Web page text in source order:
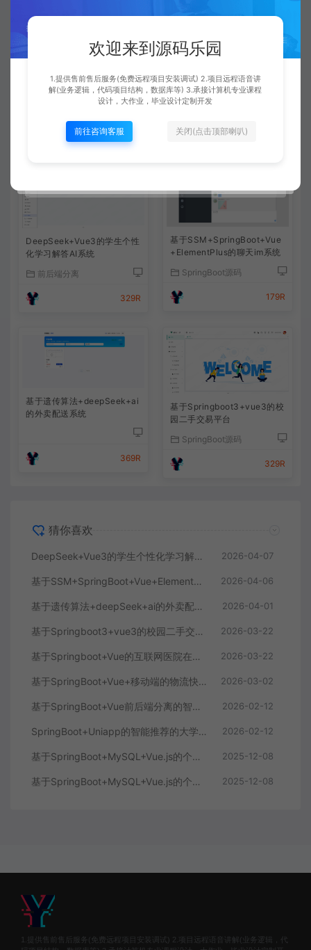
一般都是免费远程安装的，运行很简单，都是给你调试好
查看详情
相关文章
DeepSeek+Vue3的学生个性
化学习解答AI系统
前后端分离
329R
基于SSM+SpringBoot+Vue
+ElementPlus的聊天im系统
SpringBoot源码
179R
基于遗传算法+deepSeek+ai
的外卖配送系统
369R
基于Springboot3+vue3的校
园二手交易平台
SpringBoot源码
329R
猜你喜欢
DeepSeek+Vue3的学生个性化学习解答AI系统 2026-04-07
基于SSM+SpringBoot+Vue+ElementPlus的聊天im系统 2026-04-06
基于遗传算法+deepSeek+ai的外卖配送系统 2026-04-01
基于Springboot3+vue3的校园二手交易平台 2026-03-22
基于Springboot+Vue的互联网医院在线问诊系统 2026-03-22
基于SpringBoot+Vue+移动端的物流快递系统 2026-03-02
基于SpringBoot+Vue前后端分离的智能知识库问答系统 2026-02-12
SpringBoot+Uniapp的智能推荐的大学生社交平台 2026-02-12
基于SpringBoot+MySQL+Vue.js的个人健康管理系统(附论文) 2025-12-08
基于SpringBoot+MySQL+Vue.js的个性化推荐电商系统(附论文) 2025-12-08
1.提供售前售后服务(免费远程项目安装调试) 2.项目远程语音讲解(业务逻辑，代
欢迎来到源码乐园
1.提供售前售后服务(免费远程项目安装调试) 2.项目远程语音讲
解(业务逻辑，代码项目结构，数据库等) 3.承接计算机专业课程
设计，大作业，毕业设计定制开发
前往咨询客服 关闭(点击顶部喇叭)